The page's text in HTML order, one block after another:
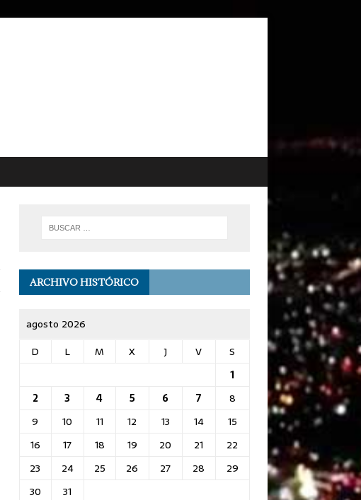
ARCHIVO HISTÓRICO
agosto 2026
D
L M X J V
S
1
2
3 4 5 6 7
8
9
10 11 12 13 14
15
16
17 18 19 20 21
22
23
24 25 26 27 28
29
30
31